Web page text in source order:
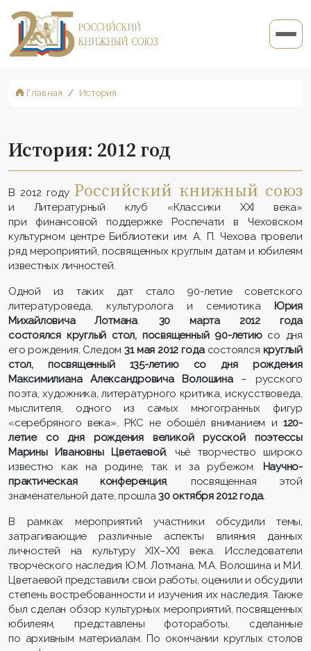
Главная История
История: 2012 год
В 2012 году Российский книжный союз
и Литературный клуб «Классики XXI века»
при финансовой поддержке Роспечати в Чеховском
культурном центре Библиотеки им. А. П. Чехова провели
ряд мероприятий, посвященных круглым датам и юбилеям
известных личностей.
Одной из таких дат стало 90-летие советского
литературоведа, культуролога и семиотика Юрия
Михайловича Лотмана. 30 марта 2012 года
состоялся круглый стол, посвященный 90-летиюсо дня
его рождения. Следом31 мая 2012 годасостоялся круглый
стол, посвященный 135-летию со дня рождения
Максимилиана Александровича Волошина– русского
поэта, художника, литературного критика, искусствоведа,
мыслителя, одного из самых многогранных фигур
«серебряного века». РКС не обошёл вниманием и 120-
летие со дня рождения великой русской поэтессы
Марины Ивановны Цветаевой, чьё творчество широко
известно как на родине, так и за рубежом. Научно-
практическая конференция, посвященная этой
знаменательной дате, прошла30 октября 2012 года.
В рамках мероприятий участники обсудили темы,
затрагивающие различные аспекты влияния данных
личностей на культуру XIX–XXI века. Исследователи
творческого наследия Ю.М. Лотмана, М.А. Волошина и М.И.
Цветаевой представили свои работы, оценили и обсудили
степень востребованности и изучения их наследия. Также
был сделан обзор культурных мероприятий, посвященных
юбилеям, представлены фотоработы, сделанные
по архивным материалам. По окончании круглых столов